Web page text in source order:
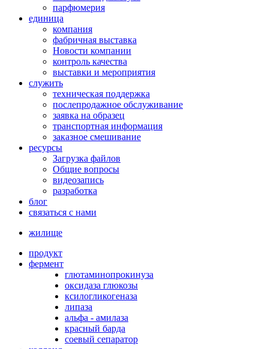
парфюмерия
единица
компания
фабричная выставка
Новости компании
контроль качества
выставки и мероприятия
служить
техническая поддержка
послепродажное обслуживание
заявка на образец
транспортная информация
заказное смешивание
ресурсы
Загрузка файлов
Общие вопросы
видеозапись
разработка
блог
связаться с нами
жилище
продукт
фермент
глютаминопрокинуза
оксидаза глюкозы
ксилогликогеназа
липаза
альфа - амилаза
красный барда
соевый сепаратор